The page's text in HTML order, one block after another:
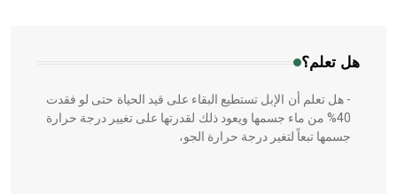
هل تعلم؟
- هل تعلم أن الإبل تستطيع البقاء على قيد الحياة حتى لو فقدت
40% من ماء جسمها ويعود ذلك لقدرتها على تغيير درجة حرارة
جسمها تبعاً لتغير درجة حرارة الجو،